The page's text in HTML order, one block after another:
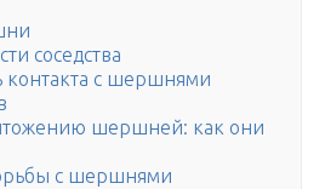
соседства
контакта с шершнями
шершней: как они
с шершнями